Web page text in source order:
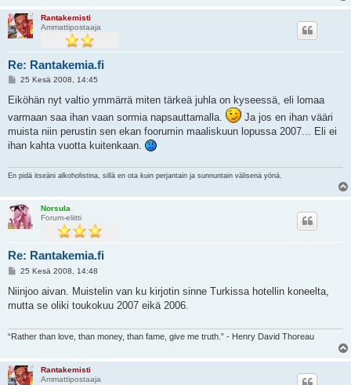
Rantakemisti
Ammattipostaaja
Re: Rantakemia.fi
V
e
t
25 Kesä 2008, 14:45
Eiköhän nyt valtio ymmärrä miten tärkeä juhla on kyseessä, eli lomaa
varmaan saa ihan vaan sormia napsauttamalla.
Ja jos en ihan vääri
muista niin perustin sen ekan foorumin maaliskuun lopussa 2007... Eli ei
ihan kahta vuotta kuitenkaan.
En pidä itseäni alkoholistina, sillä en ota kuin perjantain ja sunnuntain välisenä yönä.
Norsula
Forum-eliitti
Re: Rantakemia.fi
V
e
t
25 Kesä 2008, 14:48
Niinjoo aivan. Muistelin van ku kirjotin sinne Turkissa hotellin koneelta,
mutta se oliki toukokuu 2007 eikä 2006.
“Rather than love, than money, than fame, give me truth.” - Henry David Thoreau
Rantakemisti
Ammattipostaaja